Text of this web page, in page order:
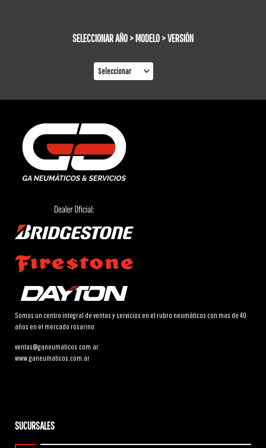
SELECCIONAR AÑO > MODELO > VERSIÓN
Somos un centro integral de ventas y servicios en el rubro neumáticos con mas de 40
años en el mercado rosarino.
ventas@ganeumaticos.com.ar
www.ganeumaticos.com.ar
SUCURSALES